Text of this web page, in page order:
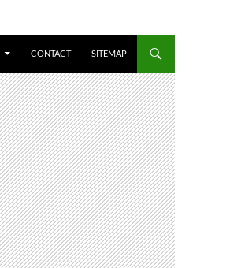
CONTACT SITEMAP